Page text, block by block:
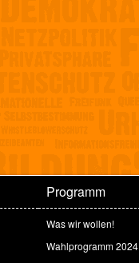
Programm
Was wir wollen!
Wahlprogramm 2024